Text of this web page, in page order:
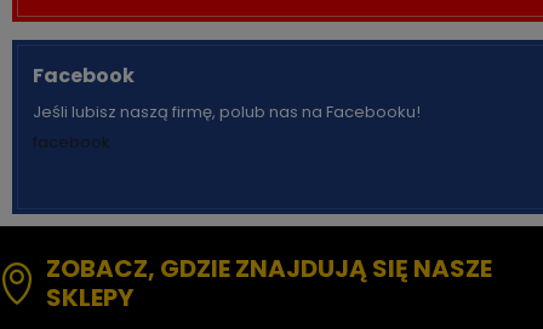
Facebook
Jeśli lubisz naszą firmę, polub nas na Facebooku!
facebook
ZOBACZ, GDZIE ZNAJDUJĄ SIĘ NASZE
SKLEPY